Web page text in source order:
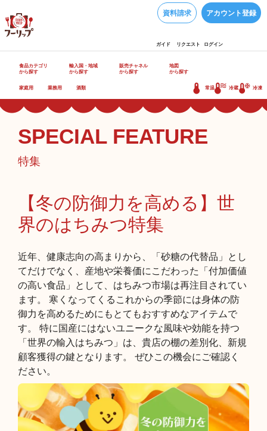
資料請求 アカウント登録
ガイド リクエスト ログイン
食品カテゴリ
から探す
輸入国・地域
から探す
販売チャネル
から探す
地図
から探す
家庭用 業務用 酒類 常温 冷蔵 冷凍
SPECIAL FEATURE
特集
【冬の防御力を高める】世
界のはちみつ特集
近年、健康志向の高まりから、「砂糖の代替品」とし
てだけでなく、産地や栄養価にこだわった「付加価値
の高い食品」として、はちみつ市場は再注目されてい
ます。 寒くなってくるこれからの季節には身体の防
御力を高めるためにもとてもおすすめなアイテムで
す。 特に国産にはないユニークな風味や効能を持つ
「世界の輸入はちみつ」は、貴店の棚の差別化、新規
顧客獲得の鍵となります。 ぜひこの機会にご確認く
ださい。